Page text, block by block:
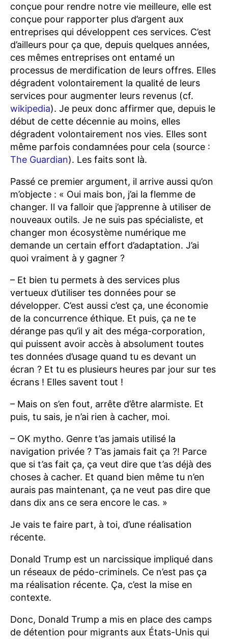
conçue pour rendre notre vie meilleure, elle est
conçue pour rapporter plus d’argent aux
entreprises qui développent ces services. C’est
d’ailleurs pour ça que, depuis quelques années,
ces mêmes entreprises ont entamé un
processus de merdification de leurs offres. Elles
dégradent volontairement la qualité de leurs
services pour augmenter leurs revenus (cf.
wikipedia). Je peux donc affirmer que, depuis le
début de cette décennie au moins, elles
dégradent volontairement nos vies. Elles sont
même parfois condamnées pour cela (source :
The Guardian). Les faits sont là.
Passé ce premier argument, il arrive aussi qu’on
m’objecte : « Oui mais bon, j’ai la flemme de
changer. Il va falloir que j’apprenne à utiliser de
nouveaux outils. Je ne suis pas spécialiste, et
changer mon écosystème numérique me
demande un certain effort d’adaptation. J’ai
quoi vraiment à y gagner ?
– Et bien tu permets à des services plus
vertueux d’utiliser tes données pour se
développer. C’est aussi c’est ça, une économie
de la concurrence éthique. Et puis, ça ne te
dérange pas qu’il y ait des méga-corporation,
qui puissent avoir accès à absolument toutes
tes données d’usage quand tu es devant un
écran ? Et tu es plusieurs heures par jour sur tes
écrans ! Elles savent tout !
– Mais on s’en fout, arrête d’être alarmiste. Et
puis, tu sais, je n’ai rien à cacher, moi.
– OK mytho. Genre t’as jamais utilisé la
navigation privée ? T’as jamais fait ça ?! Parce
que si t’as fait ça, ça veut dire que t’as déjà des
choses à cacher. Et quand bien même tu n’en
aurais pas maintenant, ça ne veut pas dire que
dans dix ans ce sera encore le cas. »
Je vais te faire part, à toi, d’une réalisation
récente.
Donald Trump est un narcissique impliqué dans
un réseaux de pédo-criminels. Ce n’est pas ça
ma réalisation récente. Ça, c’est la mise en
contexte.
Donc, Donald Trump a mis en place des camps
de détention pour migrants aux États-Unis qui